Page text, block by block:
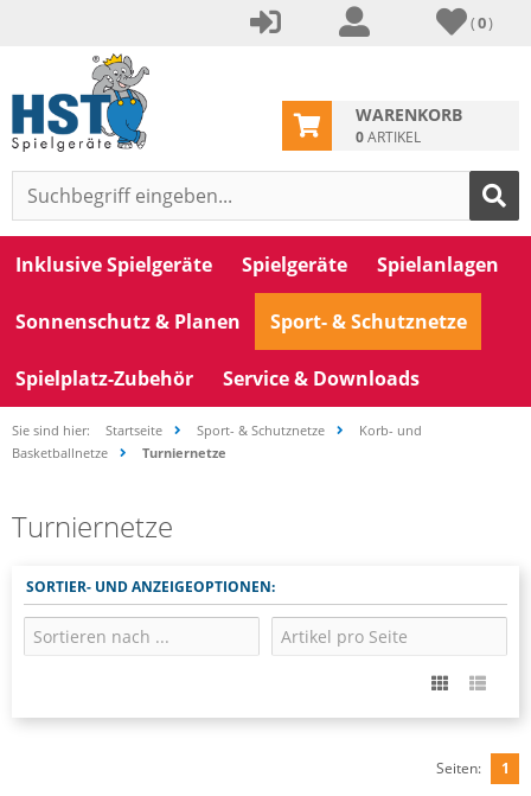
(0)
WARENKORB
0ARTIKEL
Inklusive Spielgeräte Spielgeräte Spielanlagen
Sonnenschutz & Planen Sport- & Schutznetze
Spielplatz-Zubehör Service & Downloads
Sie sind hier: Startseite Sport- & Schutznetze
Korb- und
Basketballnetze
Turniernetze
Turniernetze
SORTIER- UND ANZEIGEOPTIONEN:
Seiten: 1